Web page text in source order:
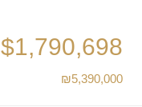
$1,790,698
₪5,390,000